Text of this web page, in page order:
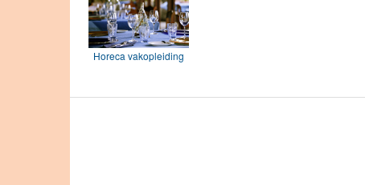
Horeca vakopleiding